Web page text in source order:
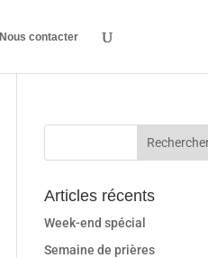
Nous contacter
Articles récents
Week-end spécial
Semaine de prières